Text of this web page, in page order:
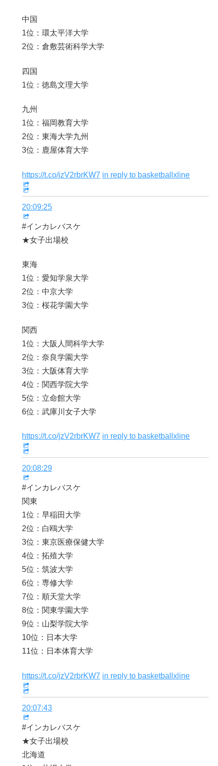
中国
1位：環太平洋大学
2位：倉敷芸術科学大学
四国
1位：徳島文理大学
九州
1位：福岡教育大学
2位：東海大学九州
3位：鹿屋体育大学
https://t.co/jzV2rbrKW7 in reply to basketballxline
20:09:25
#インカレバスケ
★女子出場校
東海
1位：愛知学泉大学
2位：中京大学
3位：桜花学園大学
関西
1位：大阪人間科学大学
2位：奈良学園大学
3位：大阪体育大学
4位：関西学院大学
5位：立命館大学
6位：武庫川女子大学
https://t.co/jzV2rbrKW7 in reply to basketballxline
20:08:29
#インカレバスケ
関東
1位：早稲田大学
2位：白鴎大学
3位：東京医療保健大学
4位：拓殖大学
5位：筑波大学
6位：専修大学
7位：順天堂大学
8位：関東学園大学
9位：山梨学院大学
10位：日本大学
11位：日本体育大学
https://t.co/jzV2rbrKW7 in reply to basketballxline
20:07:43
#インカレバスケ
★女子出場校
北海道